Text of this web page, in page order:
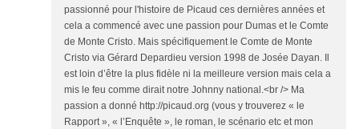
passionné pour l'histoire de Picaud ces dernières années et
cela a commencé avec une passion pour Dumas et le Comte
de Monte Cristo. Mais spécifiquement le Comte de Monte
Cristo via Gérard Depardieu version 1998 de Josée Dayan. Il
est loin d’être la plus fidèle ni la meilleure version mais cela a
mis le feu comme dirait notre Johnny national.<br /> Ma
passion a donné http://picaud.org (vous y trouverez « le
Rapport », « l’Enquête », le roman, le scénario etc et mon